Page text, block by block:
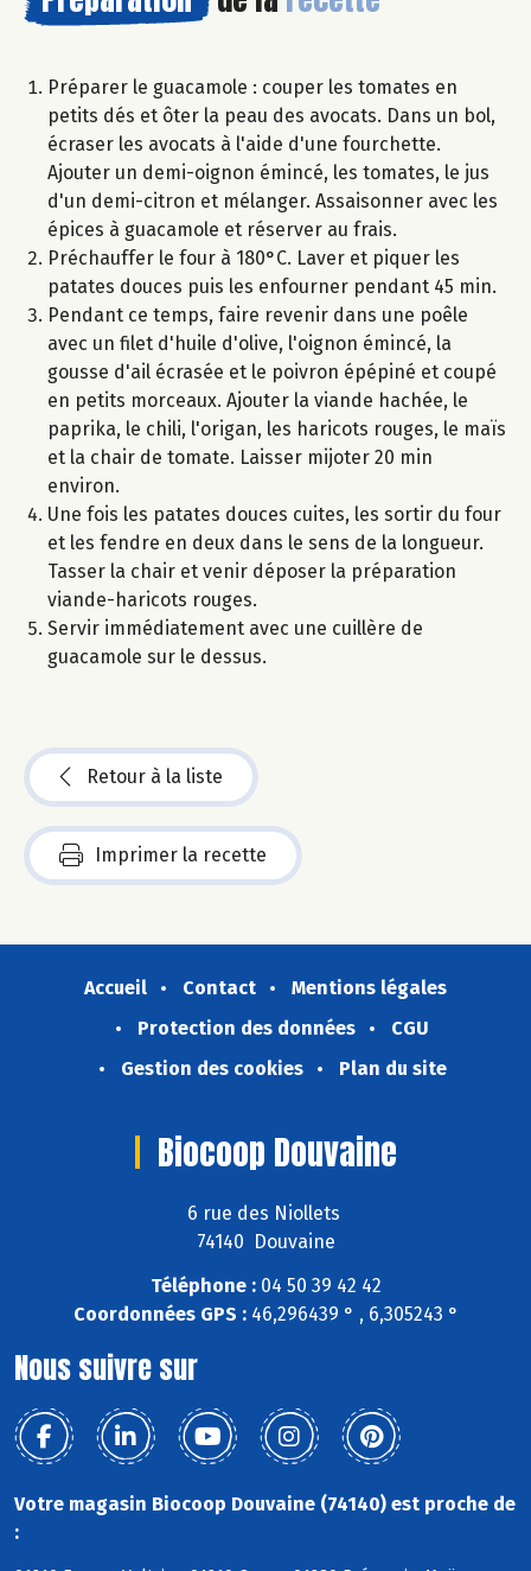
Préparer le guacamole : couper les tomates en
petits dés et ôter la peau des avocats. Dans un bol,
écraser les avocats à l'aide d'une fourchette.
Ajouter un demi-oignon émincé, les tomates, le jus
d'un demi-citron et mélanger. Assaisonner avec les
épices à guacamole et réserver au frais.
Préchauffer le four à 180°C. Laver et piquer les
patates douces puis les enfourner pendant 45 min.
Pendant ce temps, faire revenir dans une poêle
avec un filet d'huile d'olive, l'oignon émincé, la
gousse d'ail écrasée et le poivron épépiné et coupé
en petits morceaux. Ajouter la viande hachée, le
paprika, le chili, l'origan, les haricots rouges, le maïs
et la chair de tomate. Laisser mijoter 20 min
environ.
Une fois les patates douces cuites, les sortir du four
et les fendre en deux dans le sens de la longueur.
Tasser la chair et venir déposer la préparation
viande-haricots rouges.
Servir immédiatement avec une cuillère de
guacamole sur le dessus.
Retour à la liste
Imprimer la recette
Accueil Contact
Mentions légales
Protection des données
CGU
Gestion des cookies
Plan du site
Biocoop Douvaine
6 rue des Niollets
74140 Douvaine
Téléphone :04 50 39 42 42
Coordonnées GPS :46,296439 ° , 6,305243 °
Nous suivre sur
Votre magasin Biocoop Douvaine (74140) est proche de
: